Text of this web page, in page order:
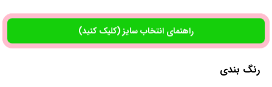
راهنمای انتخاب سایز (کلیک کنید)
رنگ بندی